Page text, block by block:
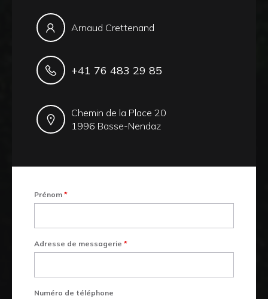
Arnaud Crettenand
+41 76 483 29 85
Chemin de la Place 20
1996 Basse-Nendaz
Prénom *
Adresse de messagerie *
Numéro de téléphone